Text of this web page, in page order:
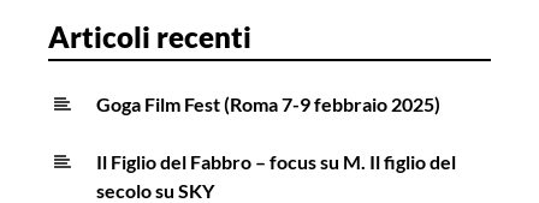
Articoli recenti
Goga Film Fest (Roma 7-9 febbraio 2025)
Il Figlio del Fabbro – focus su M. Il figlio del
secolo su SKY